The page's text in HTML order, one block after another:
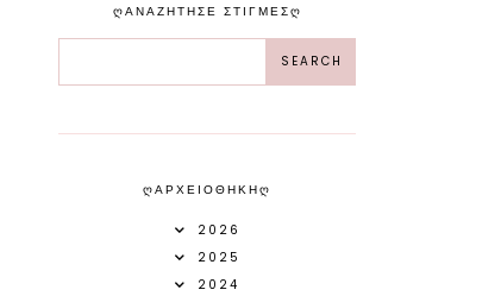
ᲦΑΝΑΖΗΤΗΣΕ ΣΤΙΓΜΕΣᲦ
ᲦΑΡΧΕΙΟΘΗΚΗᲦ
2026
2025
2024